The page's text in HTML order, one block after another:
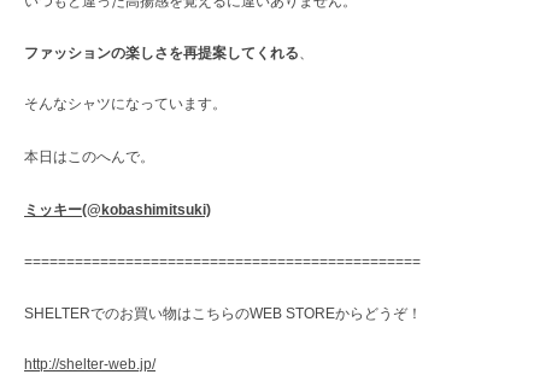
ファッションの楽しさを再提案してくれる
そんなシャツになっています。
本日はこのへんで。
ミッキー(@kobashimitsuki)
===============================================
SHELTERでのお買い物はこちらのWEB STOREからどうぞ！
http://shelter-web.jp/